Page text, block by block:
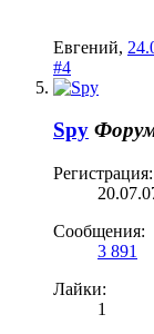
Евгений,
#4
Spy
Регистрация:
Сообщения:
3 891
Лайки:
1